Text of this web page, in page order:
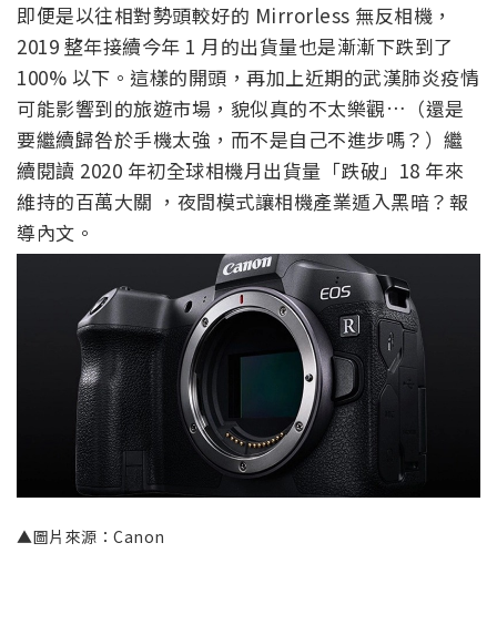
即便是以往相對勢頭較好的 Mirrorless 無反相機，
2019 整年接續今年 1 月的出貨量也是漸漸下跌到了
100% 以下。這樣的開頭，再加上近期的武漢肺炎疫情
可能影響到的旅遊市場，貌似真的不太樂觀…（還是
要繼續歸咎於手機太強，而不是自己不進步嗎？）繼
續閱讀 2020 年初全球相機月出貨量「跌破」18 年來
維持的百萬大關 ，夜間模式讓相機產業遁入黑暗？報
導內文。
▲圖片來源：Canon